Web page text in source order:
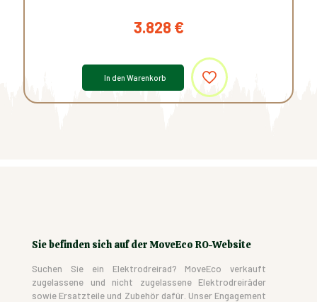
3.828 €
In den Warenkorb
Sie befinden sich auf der MoveEco RO-Website
Suchen Sie ein Elektrodreirad? MoveEco verkauft
zugelassene und nicht zugelassene Elektrodreiräder
sowie Ersatzteile und Zubehör dafür. Unser Engagement